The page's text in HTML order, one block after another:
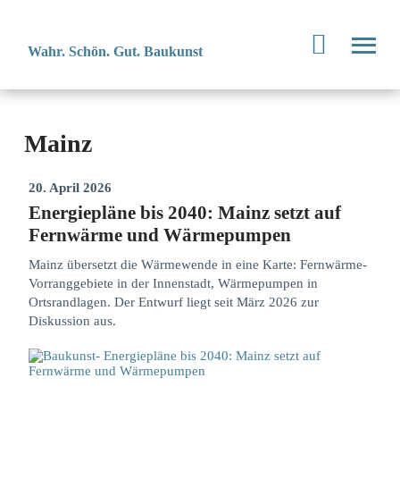
Wahr. Schön. Gut. Baukunst
Mainz
20. April 2026
Energiepläne bis 2040: Mainz setzt auf
Fernwärme und Wärmepumpen
Mainz übersetzt die Wärmewende in eine Karte: Fernwärme-
Vorranggebiete in der Innenstadt, Wärmepumpen in
Ortsrandlagen. Der Entwurf liegt seit März 2026 zur
Diskussion aus.